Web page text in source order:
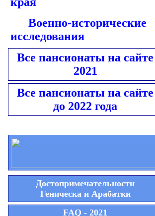
Военно-исторические
исследования
Все пансионаты на сайте
2021
Все пансионаты на сайте
до 2022 года
Достопримечательности
Геническа и Арабатки
FAQ - 2021